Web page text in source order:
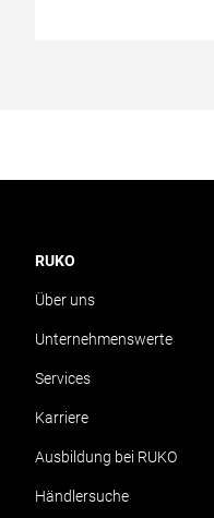
RUKO
Über uns
Unternehmenswerte
Services
Karriere
Ausbildung bei RUKO
Händlersuche